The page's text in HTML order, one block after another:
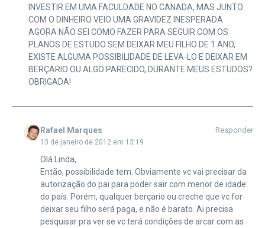
INVESTIR EM UMA FACULDADE NO CANADA, MAS JUNTO
COM O DINHEIRO VEIO UMA GRAVIDEZ INESPERADA.
AGORA NÃO SEI COMO FAZER PARA SEGUIR COM OS
PLANOS DE ESTUDO SEM DEIXAR MEU FILHO DE 1 ANO,
EXISTE ALGUMA POSSIBILIDADE DE LEVA-LO E DEIXAR EM
BERÇARIO OU ALGO PARECIDO, DURANTE MEUS ESTUDOS?
OBRIGADA!
Rafael Marques
13 de janeiro de 2012 em 13:19
Responder
Olá Linda,
Então, possibilidade tem. Obviamente vc vai precisar da
autorização do pai para poder sair com menor de idade
do país. Porém, qualquer berçario ou creche que vc for
deixar seu filho será paga, e não é barato. Ai precisa
pesquisar pra ver se vc terá condições de arcar com as